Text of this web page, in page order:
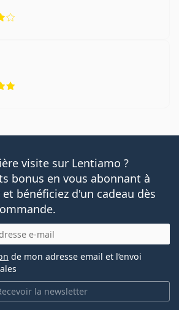
visite sur Lentiamo ?
bonus en vous abonnant à
bénéficiez d'un cadeau dès
la newsletter
de mon adresse email et l’envoi